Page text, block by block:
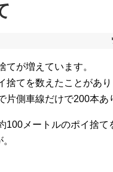
が増えています。
捨てを数えたことがあ
片側車線だけで200本あ
100メートルのポイ捨